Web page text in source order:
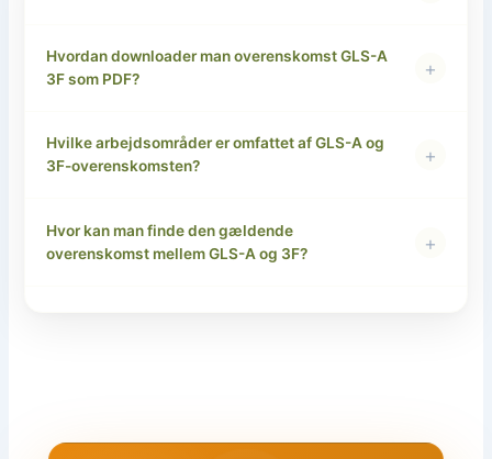
Hvordan downloader man overenskomst GLS-A
3F som PDF?
+
Hvilke arbejdsområder er omfattet af GLS-A og
3F-overenskomsten?
+
Hvor kan man finde den gældende
overenskomst mellem GLS-A og 3F?
+